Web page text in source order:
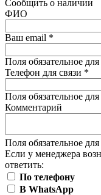
Сообщить о наличии
ФИО
Ваш email *
Поля обязательное
Телефон для связи *
Поля обязательное
Комментарий
Поля обязательное
Если у менеджера
ответить:
По телефону
В WhatsApp